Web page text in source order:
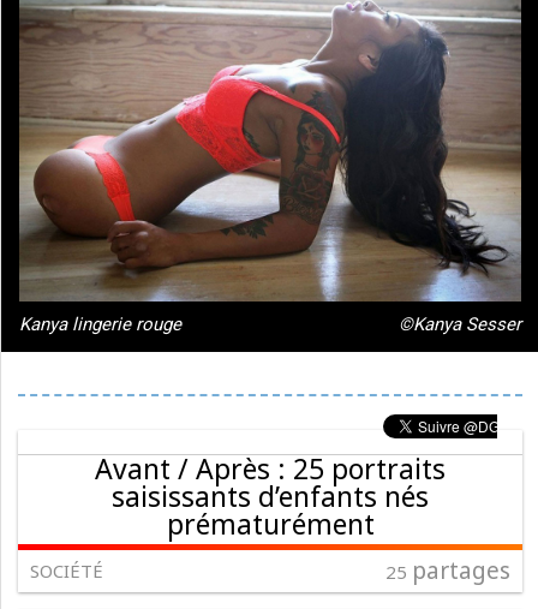
Kanya lingerie rouge ©Kanya Sesser
Avant / Après : 25 portraits
saisissants d’enfants nés
prématurément
SOCIÉTÉ 25 partages